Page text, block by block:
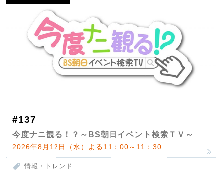
#137
今度ナニ観る！？～BS朝日イベント検索ＴＶ～
2026年8月12日（水）よる11：00～11：30
情報・トレンド